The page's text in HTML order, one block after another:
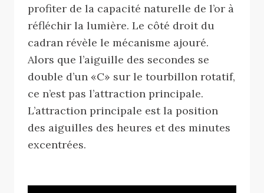
profiter de la capacité naturelle de l’or à
réfléchir la lumière. Le côté droit du
cadran révèle le mécanisme ajouré.
Alors que l’aiguille des secondes se
double d’un «C» sur le tourbillon rotatif,
ce n’est pas l’attraction principale.
L’attraction principale est la position
des aiguilles des heures et des minutes
excentrées.